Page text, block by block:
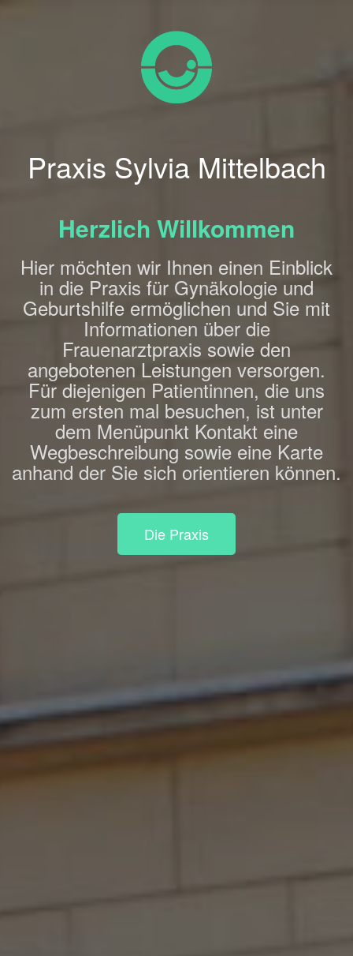
Praxis Sylvia Mittelbach
Herzlich Willkommen
Hier möchten wir Ihnen einen Einblick
in die Praxis für Gynäkologie und
Geburtshilfe ermöglichen und Sie mit
Informationen über die
Frauenarztpraxis sowie den
angebotenen Leistungen versorgen.
Für diejenigen Patientinnen, die uns
zum ersten mal besuchen, ist unter
dem Menüpunkt Kontakt eine
Wegbeschreibung sowie eine Karte
anhand der Sie sich orientieren können.
Die Praxis